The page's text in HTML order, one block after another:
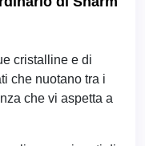
cristalline e di
che nuotano tra i
che vi aspetta a